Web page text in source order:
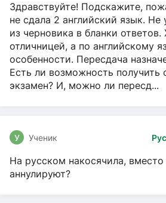
Здравствуйте! Подскажите,
не сдала 2 английский язык. Не
из черновика в бланки ответов.
отличницей, а по английскому
особенности. Пересдача
Есть ли возможность получить
экзамен? И, можно ли пересд...
У Ученик
На русском накосячила, вместо
аннулируют?